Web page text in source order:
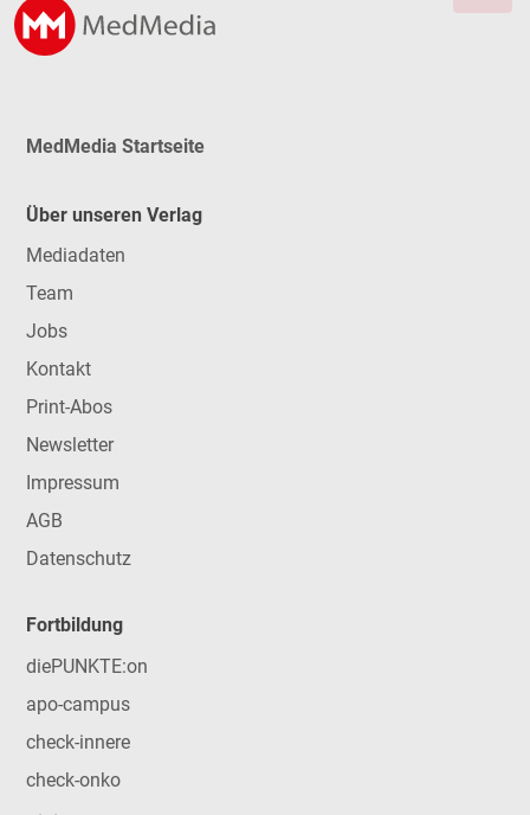
MedMedia Startseite
Über unseren Verlag
Mediadaten
Team
Jobs
Kontakt
Print-Abos
Newsletter
Impressum
AGB
Datenschutz
Fortbildung
diePUNKTE:on
apo-campus
check-innere
check-onko